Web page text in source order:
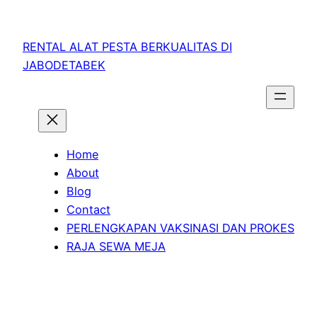
RENTAL ALAT PESTA BERKUALITAS DI
JABODETABEK
Home
About
Blog
Contact
PERLENGKAPAN VAKSINASI DAN PROKES
RAJA SEWA MEJA